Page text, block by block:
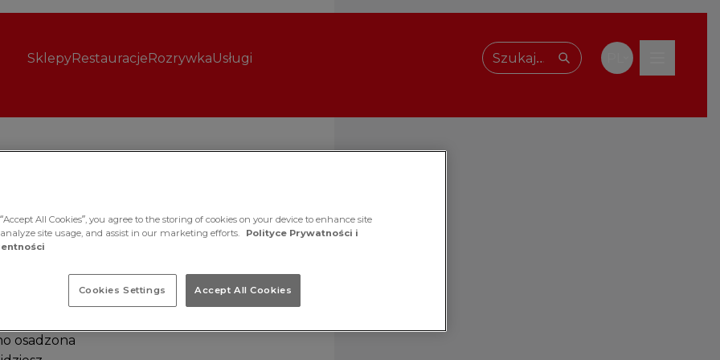
SklepyRestauracjeRozrywkaUsługi
Wpisz, czego szukasz
osadzona
All Cookies”, you agree to the storing of cookies on your device to enhance site
site usage, and assist in our marketing efforts.
Polityce Prywatności i
Cookies Settings Accept All Cookies